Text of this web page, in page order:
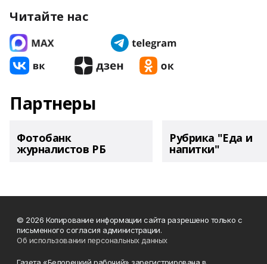
Читайте нас
Партнеры
Фотобанк
журналистов РБ
Рубрика "Еда и
напитки"
© 2026 Копирование информации сайта разрешено только с
письменного согласия администрации.
Об использовании персональных данных